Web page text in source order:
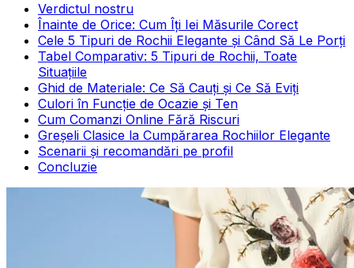
Verdictul nostru
Înainte de Orice: Cum Îți Iei Măsurile Corect
Cele 5 Tipuri de Rochii Elegante și Când Să Le Porți
Tabel Comparativ: 5 Tipuri de Rochii, Toate
Situațiile
Ghid de Materiale: Ce Să Cauți și Ce Să Eviți
Culori în Funcție de Ocazie și Ten
Cum Comanzi Online Fără Riscuri
Greșeli Clasice la Cumpărarea Rochiilor Elegante
Scenarii și recomandări pe profil
Concluzie